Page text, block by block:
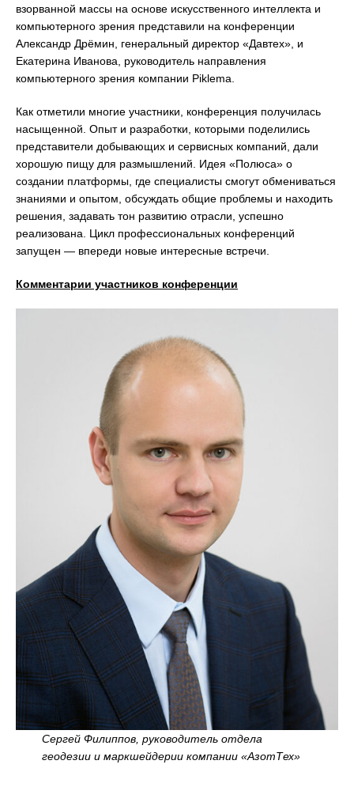
взорванной массы на основе искусственного интеллекта и
компьютерного зрения представили на конференции
Александр Дрёмин, генеральный директор «Давтех», и
Екатерина Иванова, руководитель направления
компьютерного зрения компании Piklema.
Как отметили многие участники, конференция получилась
насыщенной. Опыт и разработки, которыми поделились
представители добывающих и сервисных компаний, дали
хорошую пищу для размышлений. Идея «Полюса» о
создании платформы, где специалисты смогут обмениваться
знаниями и опытом, обсуждать общие проблемы и находить
решения, задавать тон развитию отрасли, успешно
реализована. Цикл профессиональных конференций
запущен — впереди новые интересные встречи.
Комментарии участников конференции
Сергей Филиппов, руководитель отдела
геодезии и маркшейдерии компании «АзотТех»